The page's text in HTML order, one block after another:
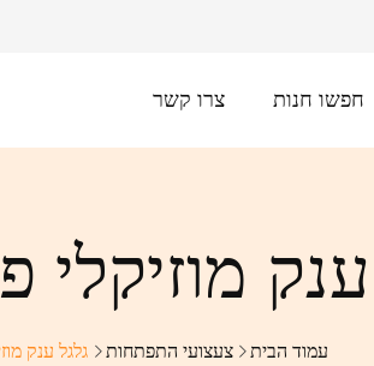
חפשו חנות צרו קשר
מוזיקלי
עמוד הבית צעצועי התפתחות גלגל ענק